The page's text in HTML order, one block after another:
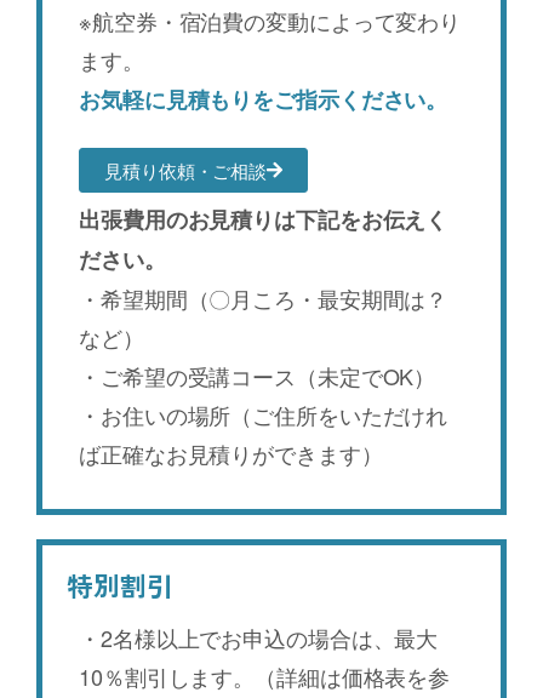
※航空券・宿泊費の変動によって変わり
ます。
お気軽に見積もりをご指示ください。
見積り依頼・ご相談
出張費用のお見積りは下記をお伝えく
ださい。
・希望期間（〇月ころ・最安期間は？
など）
・ご希望の受講コース（未定でOK）
・お住いの場所（ご住所をいただけれ
ば正確なお見積りができます）
特別割引
・2名様以上でお申込の場合は、最大
10％割引します。（詳細は価格表を参